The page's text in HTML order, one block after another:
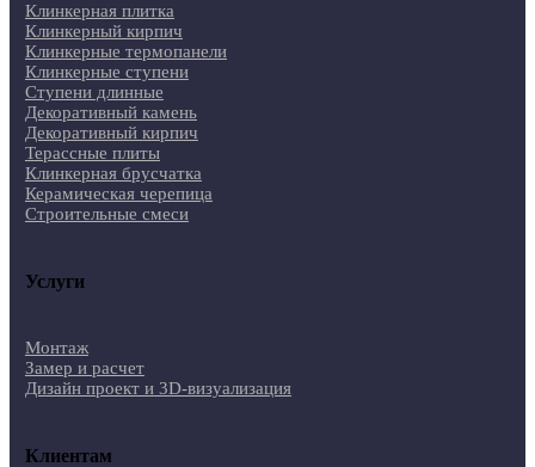
Клинкерная плитка
Клинкерный кирпич
Клинкерные термопанели
Клинкерные ступени
Ступени длинные
Декоративный камень
Декоративный кирпич
Терассные плиты
Клинкерная брусчатка
Керамическая черепица
Строительные смеси
Услуги
Монтаж
Замер и расчет
Дизайн проект и 3D-визуализация
Клиентам